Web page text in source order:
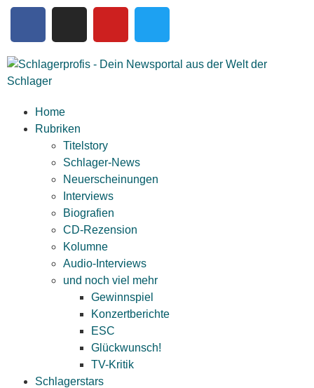
Home
Rubriken
Titelstory
Schlager-News
Neuerscheinungen
Interviews
Biografien
CD-Rezension
Kolumne
Audio-Interviews
und noch viel mehr
Gewinnspiel
Konzertberichte
ESC
Glückwunsch!
TV-Kritik
Schlagerstars